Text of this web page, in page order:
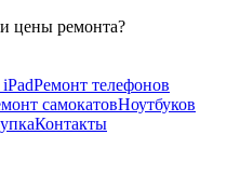
цены ремонта?
Ремонт телефонов
самокатовНоутбуков
Контакты